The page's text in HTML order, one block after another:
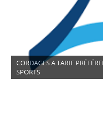
CORDAGES A TARIF
SPORTS